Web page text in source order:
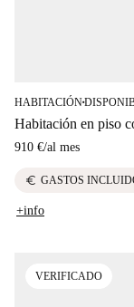
HABITACIÓN■
Habitación en piso
910 €/al mes
euro GASTOS
+info
VERIFICADO